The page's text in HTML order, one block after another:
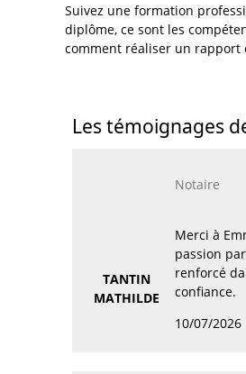
Suivez une formation
diplôme, ce sont les
comment réaliser un rapport
Les témoignages
TANTIN
MATHILDE
Notaire
Merci à
passion
renforcé
confiance.
10/07/2026